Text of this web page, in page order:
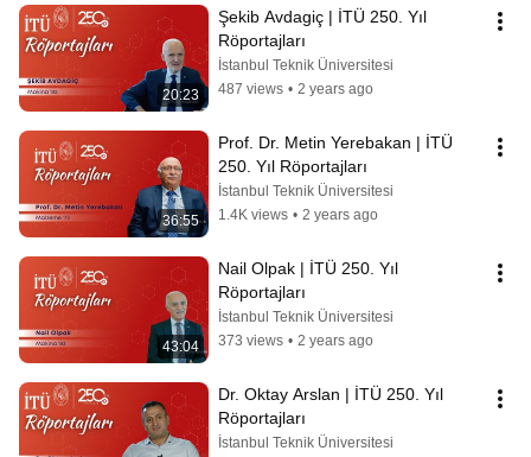
20:23
Şekib Avdagiç | İTÜ 250. Yıl
Röportajları
İstanbul Teknik Üniversitesi
487 views • 2 years ago
36:55
Prof. Dr. Metin Yerebakan | İTÜ
250. Yıl Röportajları
İstanbul Teknik Üniversitesi
1.4K views • 2 years ago
43:04
Nail Olpak | İTÜ 250. Yıl
Röportajları
İstanbul Teknik Üniversitesi
373 views • 2 years ago
Dr. Oktay Arslan | İTÜ 250. Yıl
Röportajları
İstanbul Teknik Üniversitesi